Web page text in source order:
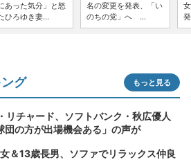
あった気分」と怒
ひろゆき妻...
名の変更を発表、「い
のちの党」へ ...
グ もっと見る
リチャード、ソフトバンク・秋広優人
団の方が出場機会ある」の声が
＆13歳長男、ソファでリラックス仲良